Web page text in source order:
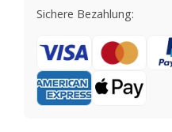
Sichere Bezahlung: